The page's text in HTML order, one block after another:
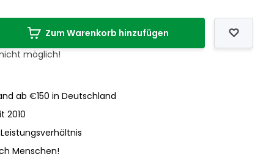
Zum Warenkorb hinzufügen
möglich!
ab €150 in Deutschland
2010
Menschen!